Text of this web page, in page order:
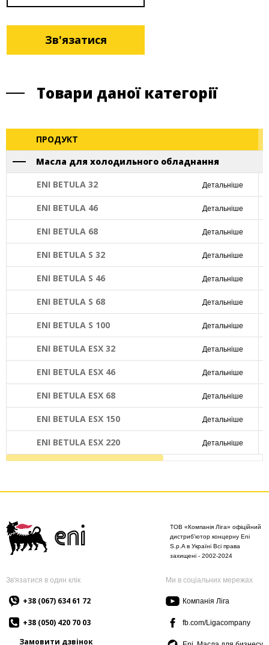
Зв'язатися
Товари даної категорії
ПРОДУКТ
Масла для холодильного обладнання
ENI BETULA 32
Детальніше
ENI BETULA 46 Детальніше
ENI BETULA 68 Детальніше
ENI BETULA S 32 Детальніше
ENI BETULA S 46 Детальніше
ENI BETULA S 68 Детальніше
ENI BETULA S 100 Детальніше
ENI BETULA ESX 32 Детальніше
ENI BETULA ESX 46 Детальніше
ENI BETULA ESX 68 Детальніше
ENI BETULA ESX 150 Детальніше
ENI BETULA ESX 220 Детальніше
ТОВ «Компанія Ліга» офіційний
дистриб'ютор концерну Eni
S.p.A в Україні Всі права
захищені - 2002-2024
Зв'язатися в один клік
+38 (067) 634 61 72
+38 (050) 420 70 03
Замовити дзвінок
Ми в соціальних мережах
Компанія Ліга
fb.com/Ligacompany